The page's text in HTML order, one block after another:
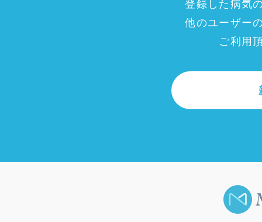
登録した病気
他のユーザー
ご利用